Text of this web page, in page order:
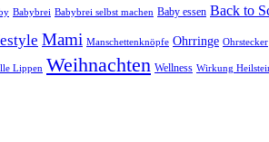
Babybrei Babybrei selbst machen Baby essen Back to
Mami Manschettenknöpfe Ohrringe Ohrstecker
Lippen Weihnachten Wellness Wirkung